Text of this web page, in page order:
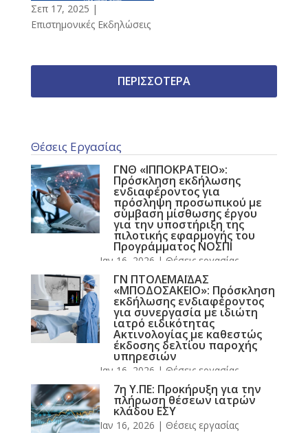
Σεπ 17, 2025 |
Επιστημονικές Εκδηλώσεις
ΠΕΡΙΣΣΟΤΕΡΑ
Θέσεις Εργασίας
ΓΝΘ «ΙΠΠΟΚΡΑΤΕΙΟ»:
Πρόσκληση εκδήλωσης
ενδιαφέροντος για
πρόσληψη προσωπικού με
σύμβαση μίσθωσης έργου
για την υποστήριξη της
πιλοτικής εφαρμογής του
Προγράμματος ΝΟΣΠΙ
Ιαν 16, 2026 | Θέσεις εργασίας
ΓΝ ΠΤΟΛΕΜΑΪΔΑΣ
«ΜΠΟΔΟΣΑΚΕΙΟ»: Πρόσκληση
εκδήλωσης ενδιαφέροντος
για συνεργασία με ιδιώτη
ιατρό ειδικότητας
Ακτινολογίας με καθεστώς
έκδοσης δελτίου παροχής
υπηρεσιών
Ιαν 16, 2026 | Θέσεις εργασίας
7η Υ.ΠΕ: Προκήρυξη για την
πλήρωση θέσεων ιατρών
κλάδου ΕΣΥ
Ιαν 16, 2026 | Θέσεις εργασίας